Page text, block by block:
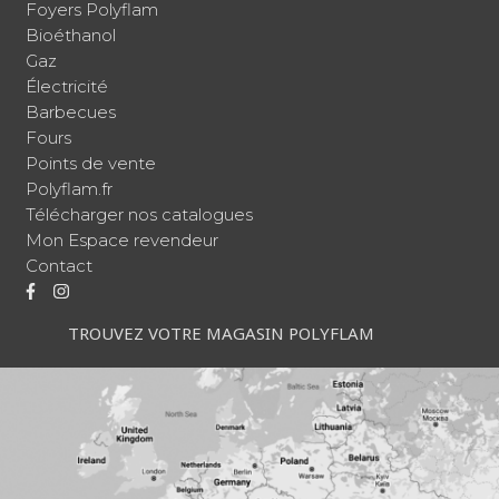
Foyers Polyflam
Bioéthanol
Gaz
Électricité
Barbecues
Fours
Points de vente
Polyflam.fr
Télécharger nos catalogues
Mon Espace revendeur
Contact
TROUVEZ VOTRE MAGASIN POLYFLAM